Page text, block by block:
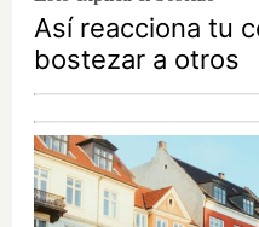
Así reacciona tu
bostezar a otros